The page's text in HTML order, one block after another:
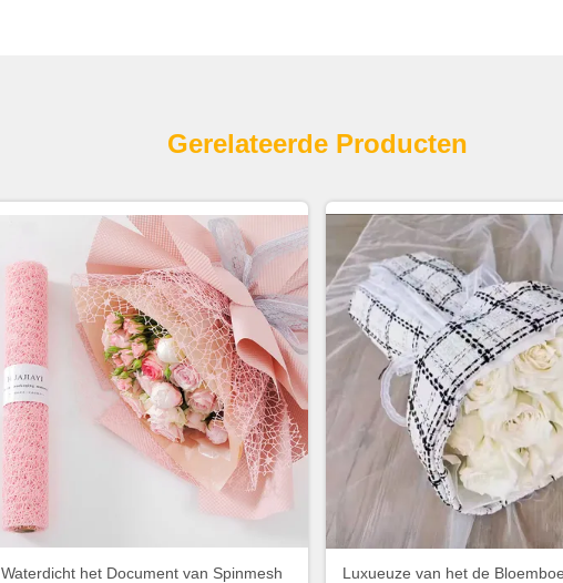
Gerelateerde Producten
Waterdicht het Document van Spinmesh
Luxueuze van het de